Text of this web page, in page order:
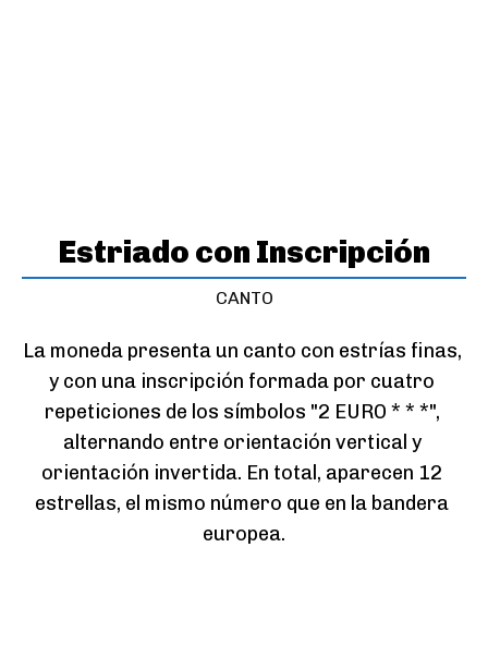
Estriado con Inscripción
CANTO
La moneda presenta un canto con estrías finas,
y con una inscripción formada por cuatro
repeticiones de los símbolos "2 EURO * * *",
alternando entre orientación vertical y
orientación invertida. En total, aparecen 12
estrellas, el mismo número que en la bandera
europea.